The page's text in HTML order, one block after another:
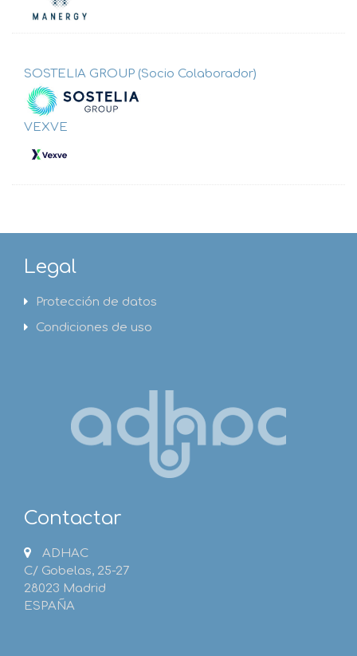
SOSTELIA GROUP (Socio Colaborador)
VEXVE
Legal
Protección de datos
Condiciones de uso
Contactar
ADHAC
C/ Gobelas, 25-27
28023 Madrid
ESPAÑA